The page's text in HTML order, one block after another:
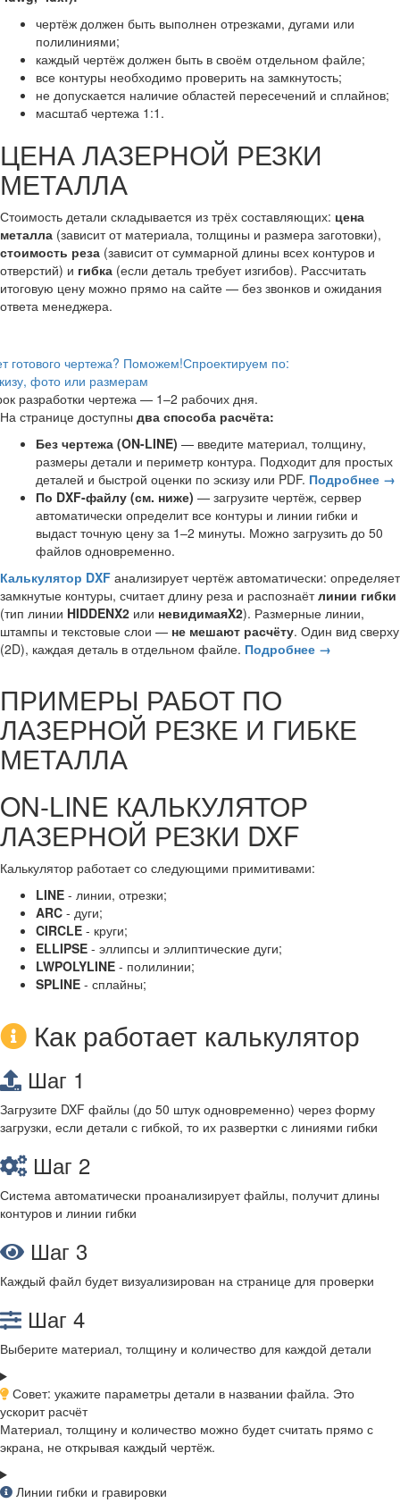
чертёж должен быть выполнен отрезками, дугами или
полилиниями;
каждый чертёж должен быть в своём отдельном файле;
все контуры необходимо проверить на замкнутость;
не допускается наличие областей пересечений и сплайнов;
масштаб чертежа 1:1.
ЦЕНА ЛАЗЕРНОЙ РЕЗКИ
МЕТАЛЛА
Стоимость детали складывается из трёх составляющих: цена
металла (зависит от материала, толщины и размера заготовки),
стоимость реза (зависит от суммарной длины всех контуров и
отверстий) и гибка (если деталь требует изгибов). Рассчитать
итоговую цену можно прямо на сайте — без звонков и ожидания
ответа менеджера.
готового чертежа? Поможем!Спроектируем по:
фото или размерам
разработки чертежа — 1–2 рабочих дня.
На странице доступны два способа расчёта:
Без чертежа (ON-LINE) — введите материал, толщину,
размеры детали и периметр контура. Подходит для простых
деталей и быстрой оценки по эскизу или PDF. Подробнее →
По DXF-файлу (см. ниже) — загрузите чертёж, сервер
автоматически определит все контуры и линии гибки и
выдаст точную цену за 1–2 минуты. Можно загрузить до 50
файлов одновременно.
Калькулятор DXF анализирует чертёж автоматически: определяет
замкнутые контуры, считает длину реза и распознаётлинии гибки
(тип линии HIDDENX2 или невидимаяX2). Размерные линии,
штампы и текстовые слои — не мешают расчёту. Один вид сверху
(2D), каждая деталь в отдельном файле. Подробнее →
ПРИМЕРЫ РАБОТ ПО
ЛАЗЕРНОЙ РЕЗКЕ И ГИБКЕ
МЕТАЛЛА
ON-LINE КАЛЬКУЛЯТОР
ЛАЗЕРНОЙ РЕЗКИ DXF
Калькулятор работает со следующими примитивами:
LINE - линии, отрезки;
ARC - дуги;
CIRCLE - круги;
ELLIPSE - эллипсы и эллиптические дуги;
LWPOLYLINE - полилинии;
SPLINE - сплайны;
Как работает калькулятор
Шаг 1
Загрузите DXF файлы (до 50 штук одновременно) через форму
загрузки, если детали с гибкой, то их развертки с линиями гибки
Шаг 2
Система автоматически проанализирует файлы, получит длины
контуров и линии гибки
Шаг 3
Каждый файл будет визуализирован на странице для проверки
Шаг 4
Выберите материал, толщину и количество для каждой детали
Совет: укажите параметры детали в названии файла. Это
ускорит расчёт
Материал, толщину и количество можно будет считать прямо с
экрана, не открывая каждый чертёж.
Линии гибки и гравировки